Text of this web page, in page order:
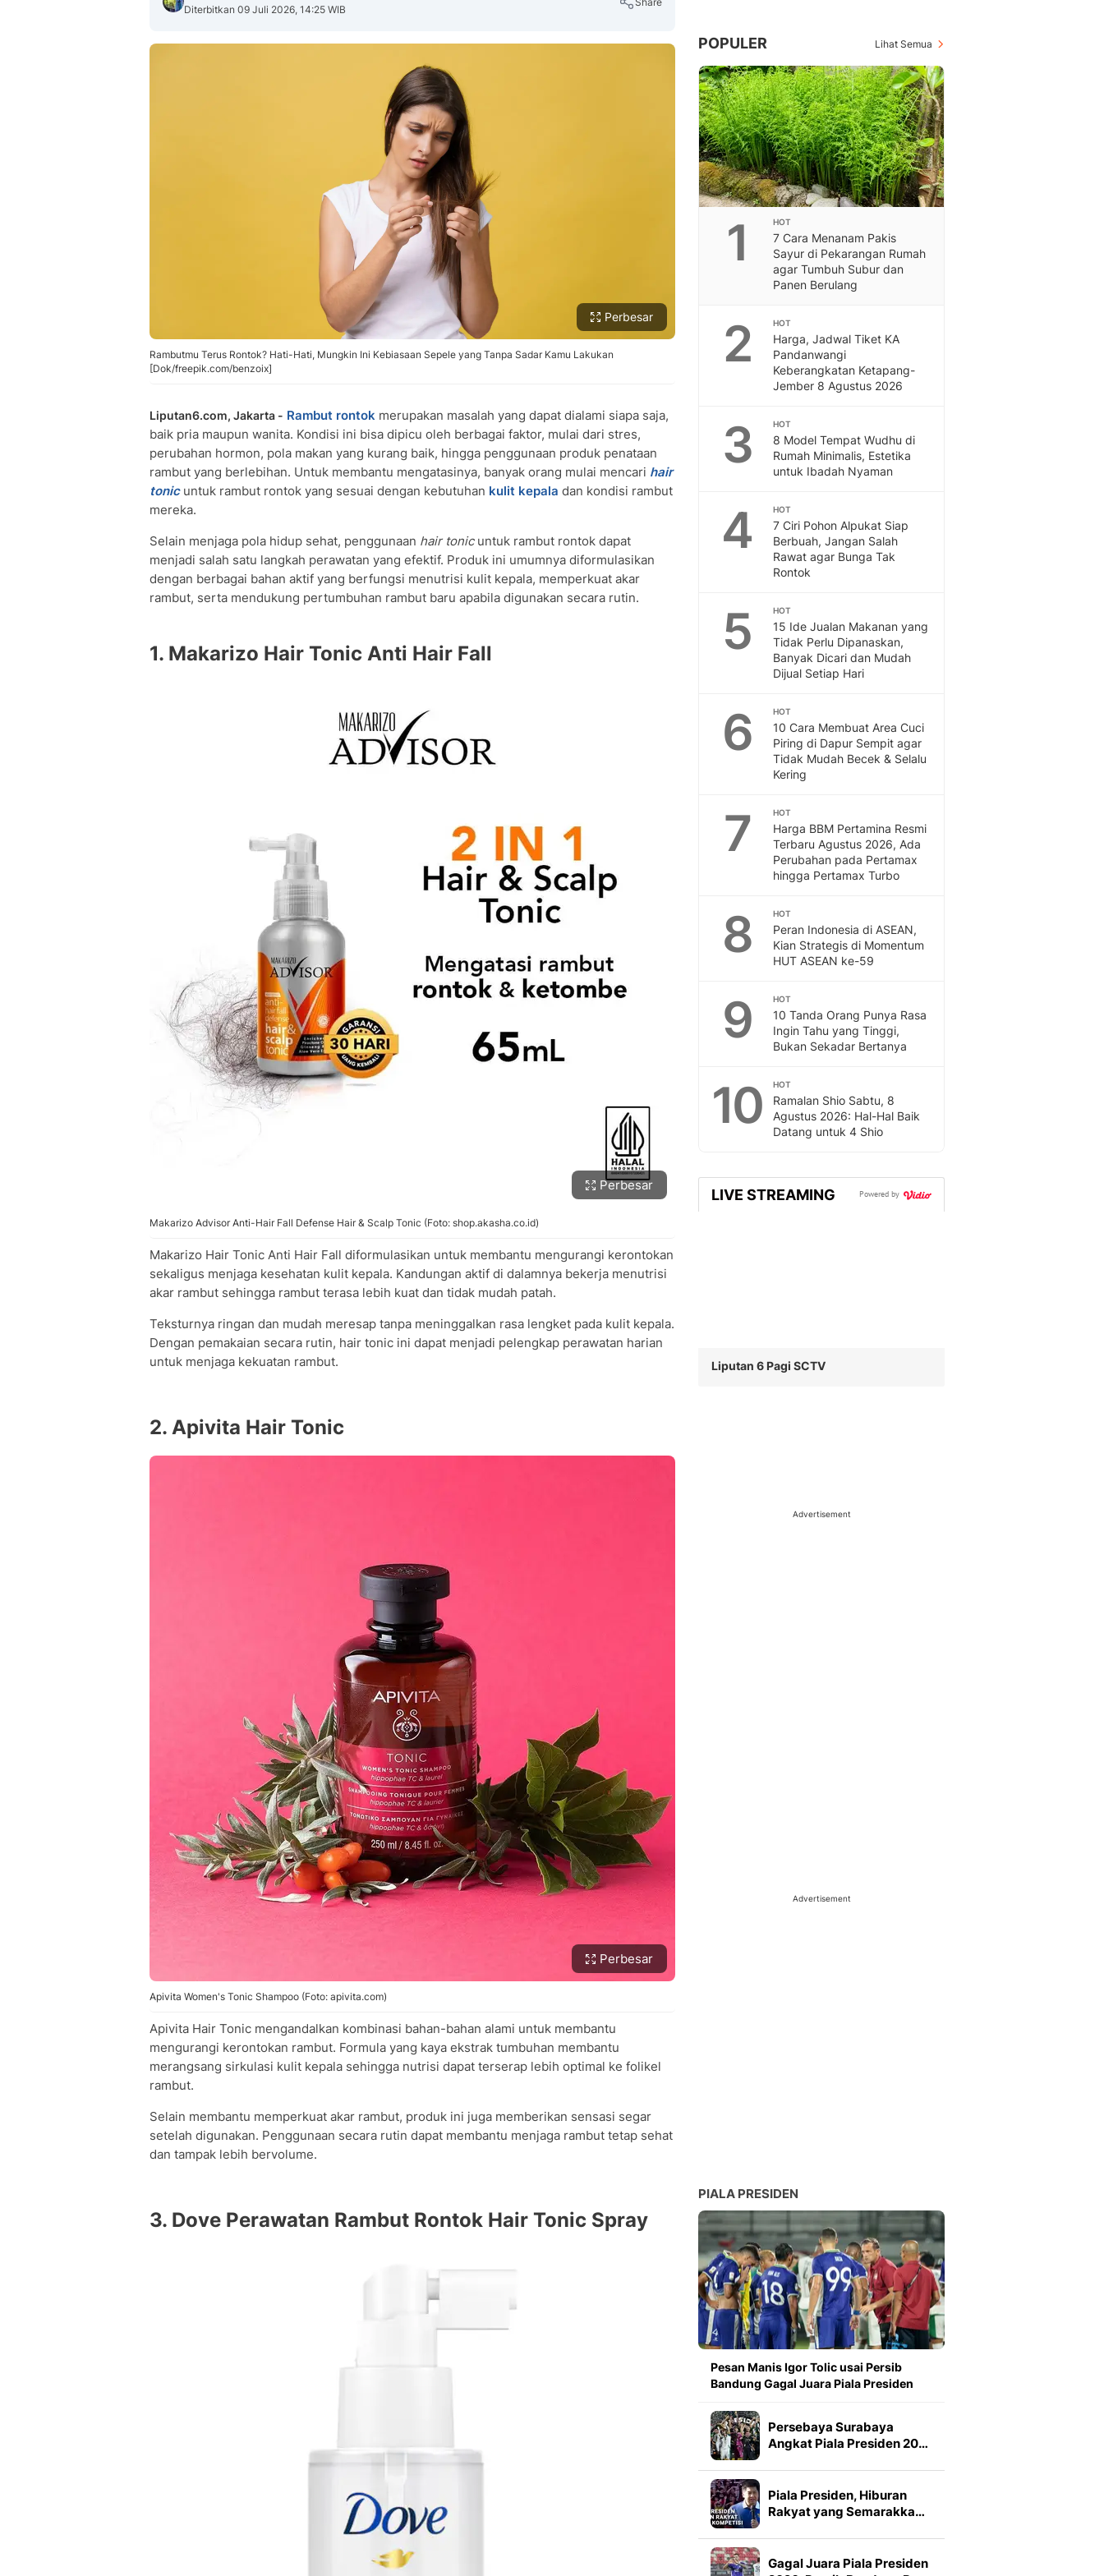
Diterbitkan 09 Juli 2026, 14:25 WIB
Perbesar
Rambutmu Terus Rontok? Hati-Hati, Mungkin Ini Kebiasaan Sepele yang Tanpa Sadar Kamu Lakukan
[Dok/freepik.com/benzoix]
Liputan6.com, Jakarta - Rambut rontok merupakan masalah yang dapat dialami siapa saja,
baik pria maupun wanita. Kondisi ini bisa dipicu oleh berbagai faktor, mulai dari stres,
perubahan hormon, pola makan yang kurang baik, hingga penggunaan produk penataan
rambut yang berlebihan. Untuk membantu mengatasinya, banyak orang mulai mencari hair
tonicuntuk rambut rontok yang sesuai dengan kebutuhan kulit kepala dan kondisi rambut
mereka.
Selain menjaga pola hidup sehat, penggunaan hair tonicuntuk rambut rontok dapat
menjadi salah satu langkah perawatan yang efektif. Produk ini umumnya diformulasikan
dengan berbagai bahan aktif yang berfungsi menutrisi kulit kepala, memperkuat akar
rambut, serta mendukung pertumbuhan rambut baru apabila digunakan secara rutin.
1. Makarizo Hair Tonic Anti Hair Fall
Perbesar
Makarizo Advisor Anti-Hair Fall Defense Hair & Scalp Tonic (Foto: shop.akasha.co.id)
Makarizo Hair Tonic Anti Hair Fall diformulasikan untuk membantu mengurangi kerontokan
sekaligus menjaga kesehatan kulit kepala. Kandungan aktif di dalamnya bekerja menutrisi
akar rambut sehingga rambut terasa lebih kuat dan tidak mudah patah.
Teksturnya ringan dan mudah meresap tanpa meninggalkan rasa lengket pada kulit kepala.
Dengan pemakaian secara rutin, hair tonic ini dapat menjadi pelengkap perawatan harian
untuk menjaga kekuatan rambut.
2. Apivita Hair Tonic
Perbesar
Apivita Women's Tonic Shampoo (Foto: apivita.com)
Apivita Hair Tonic mengandalkan kombinasi bahan-bahan alami untuk membantu
mengurangi kerontokan rambut. Formula yang kaya ekstrak tumbuhan membantu
merangsang sirkulasi kulit kepala sehingga nutrisi dapat terserap lebih optimal ke folikel
rambut.
Selain membantu memperkuat akar rambut, produk ini juga memberikan sensasi segar
setelah digunakan. Penggunaan secara rutin dapat membantu menjaga rambut tetap sehat
dan tampak lebih bervolume.
3. Dove Perawatan Rambut Rontok Hair Tonic Spray
POPULER Lihat Semua
1 HOT
7 Cara Menanam Pakis
Sayur di Pekarangan Rumah
agar Tumbuh Subur dan
Panen Berulang
2 HOT
Harga, Jadwal Tiket KA
Pandanwangi
Keberangkatan Ketapang-
Jember 8 Agustus 2026
3 HOT
8 Model Tempat Wudhu di
Rumah Minimalis, Estetika
untuk Ibadah Nyaman
4 HOT
7 Ciri Pohon Alpukat Siap
Berbuah, Jangan Salah
Rawat agar Bunga Tak
Rontok
5 HOT
15 Ide Jualan Makanan yang
Tidak Perlu Dipanaskan,
Banyak Dicari dan Mudah
Dijual Setiap Hari
6 HOT
10 Cara Membuat Area Cuci
Piring di Dapur Sempit agar
Tidak Mudah Becek & Selalu
Kering
7 HOT
Harga BBM Pertamina Resmi
Terbaru Agustus 2026, Ada
Perubahan pada Pertamax
hingga Pertamax Turbo
8 HOT
Peran Indonesia di ASEAN,
Kian Strategis di Momentum
HUT ASEAN ke-59
9 HOT
10 Tanda Orang Punya Rasa
Ingin Tahu yang Tinggi,
Bukan Sekadar Bertanya
10 HOT
Ramalan Shio Sabtu, 8
Agustus 2026: Hal-Hal Baik
Datang untuk 4 Shio
LIVE STREAMING Powered by
Liputan 6 Pagi SCTV
Advertisement
Advertisement
PIALA PRESIDEN
Pesan Manis Igor Tolic usai Persib
Bandung Gagal Juara Piala Presiden
Persebaya Surabaya
Angkat Piala Presiden 20…
Piala Presiden, Hiburan
Rakyat yang Semarakka…
Gagal Juara Piala Presiden